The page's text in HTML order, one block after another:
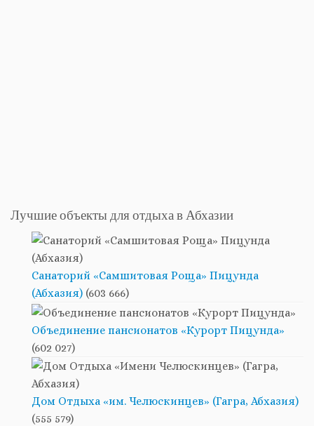
Лучшие объекты для отдыха в Абхазии
Санаторий «Самшитовая Роща» Пицунда
(Абхазия) (603 666)
Объединение пансионатов «Курорт Пицунда»
(602 027)
Дом Отдыха «им. Челюскинцев» (Гагра, Абхазия)
(555 579)